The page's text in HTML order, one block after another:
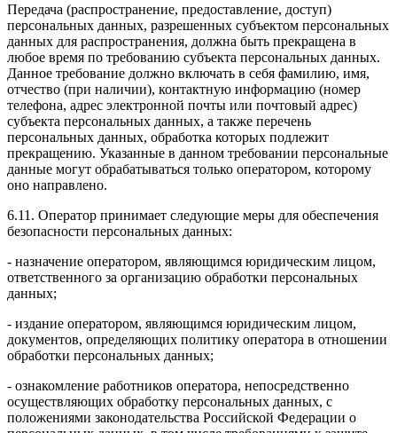
Передача (распространение, предоставление, доступ)
персональных данных, разрешенных субъектом персональных
данных для распространения, должна быть прекращена в
любое время по требованию субъекта персональных данных.
Данное требование должно включать в себя фамилию, имя,
отчество (при наличии), контактную информацию (номер
телефона, адрес электронной почты или почтовый адрес)
субъекта персональных данных, а также перечень
персональных данных, обработка которых подлежит
прекращению. Указанные в данном требовании персональные
данные могут обрабатываться только оператором, которому
оно направлено.
6.11. Оператор принимает следующие меры для обеспечения
безопасности персональных данных:
- назначение оператором, являющимся юридическим лицом,
ответственного за организацию обработки персональных
данных;
- издание оператором, являющимся юридическим лицом,
документов, определяющих политику оператора в отношении
обработки персональных данных;
- ознакомление работников оператора, непосредственно
осуществляющих обработку персональных данных, с
положениями законодательства Российской Федерации о